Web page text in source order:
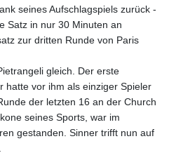
seines Aufschlagspiels zurück -
Satz in nur 30 Minuten an
zur dritten Runde von Paris
gleich. Der erste
hatte vor ihm als einziger Spieler
der letzten 16 an der Church
seines Sports, war im
gestanden. Sinner trifft nun auf